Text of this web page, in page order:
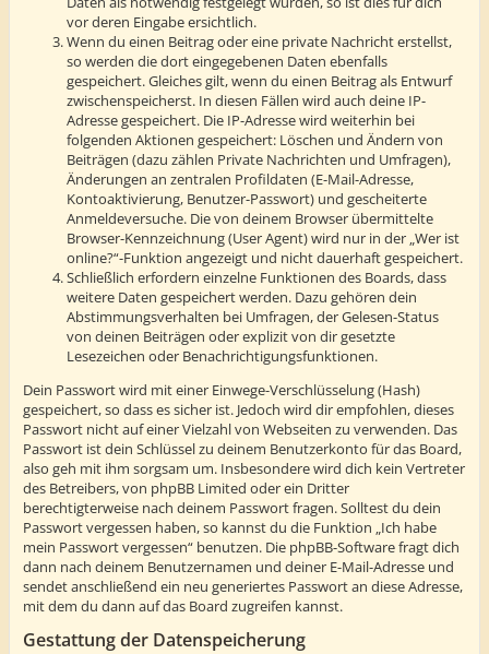
vor deren Eingabe ersichtlich.
Wenn du einen Beitrag oder eine private Nachricht erstellst,
so werden die dort eingegebenen Daten ebenfalls
gespeichert. Gleiches gilt, wenn du einen Beitrag als Entwurf
zwischenspeicherst. In diesen Fällen wird auch deine IP-
Adresse gespeichert. Die IP-Adresse wird weiterhin bei
folgenden Aktionen gespeichert: Löschen und Ändern von
Beiträgen (dazu zählen Private Nachrichten und Umfragen),
Änderungen an zentralen Profildaten (E-Mail-Adresse,
Kontoaktivierung, Benutzer-Passwort) und gescheiterte
Anmeldeversuche. Die von deinem Browser übermittelte
Browser-Kennzeichnung (User Agent) wird nur in der „Wer ist
online?“-Funktion angezeigt und nicht dauerhaft gespeichert.
Schließlich erfordern einzelne Funktionen des Boards, dass
weitere Daten gespeichert werden. Dazu gehören dein
Abstimmungsverhalten bei Umfragen, der Gelesen-Status
von deinen Beiträgen oder explizit von dir gesetzte
Lesezeichen oder Benachrichtigungsfunktionen.
Dein Passwort wird mit einer Einwege-Verschlüsselung (Hash)
gespeichert, so dass es sicher ist. Jedoch wird dir empfohlen, dieses
Passwort nicht auf einer Vielzahl von Webseiten zu verwenden. Das
Passwort ist dein Schlüssel zu deinem Benutzerkonto für das Board,
also geh mit ihm sorgsam um. Insbesondere wird dich kein Vertreter
des Betreibers, von phpBB Limited oder ein Dritter
berechtigterweise nach deinem Passwort fragen. Solltest du dein
Passwort vergessen haben, so kannst du die Funktion „Ich habe
mein Passwort vergessen“ benutzen. Die phpBB-Software fragt dich
dann nach deinem Benutzernamen und deiner E-Mail-Adresse und
sendet anschließend ein neu generiertes Passwort an diese Adresse,
mit dem du dann auf das Board zugreifen kannst.
Gestattung der Datenspeicherung